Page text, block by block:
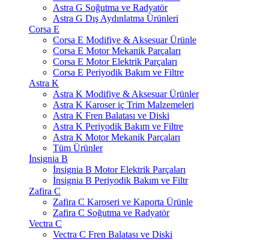
Astra G Soğutma ve Radyatör
Astra G Dış Aydınlatma Ürünleri
Corsa E
Corsa E Modifiye & Aksesuar Ürünle
Corsa E Motor Mekanik Parçaları
Corsa E Motor Elektrik Parçaları
Corsa E Periyodik Bakım ve Filtre
Astra K
Astra K Modifiye & Aksesuar Ürünler
Astra K Karoser iç Trim Malzemeleri
Astra K Fren Balatası ve Diski
Astra K Periyodik Bakım ve Filtre
Astra K Motor Mekanik Parçaları
Tüm Ürünler
İnsignia B
İnsignia B Motor Elektrik Parçaları
İnsignia B Periyodik Bakım ve Filtr
Zafira C
Zafira C Karoseri ve Kaporta Ürünle
Zafira C Soğutma ve Radyatör
Vectra C
Vectra C Fren Balatası ve Diski